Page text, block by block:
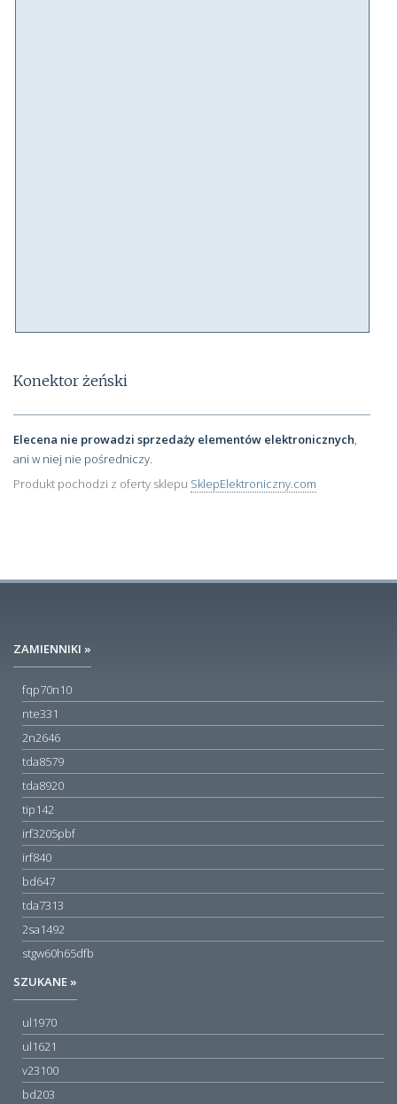
Konektor żeński
Elecena nie prowadzi sprzedaży elementów elektronicznych
ani w niej nie pośredniczy.
Produkt pochodzi z oferty sklepu SklepElektroniczny.com
ZAMIENNIKI »
fqp70n10
nte331
2n2646
tda8579
tda8920
tip142
irf3205pbf
irf840
bd647
tda7313
2sa1492
stgw60h65dfb
SZUKANE »
ul1970
ul1621
v23100
bd203